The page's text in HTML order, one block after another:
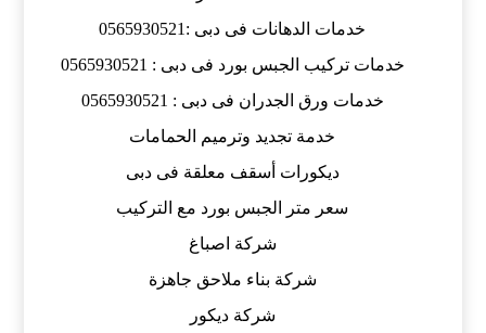
خدمات الدهانات فى دبى :0565930521
خدمات تركيب الجبس بورد فى دبى : 0565930521
خدمات ورق الجدران فى دبى : 0565930521
خدمة تجديد وترميم الحمامات
ديكورات أسقف معلقة فى دبى
سعر متر الجبس بورد مع التركيب
شركة اصباغ
شركة بناء ملاحق جاهزة
شركة ديكور